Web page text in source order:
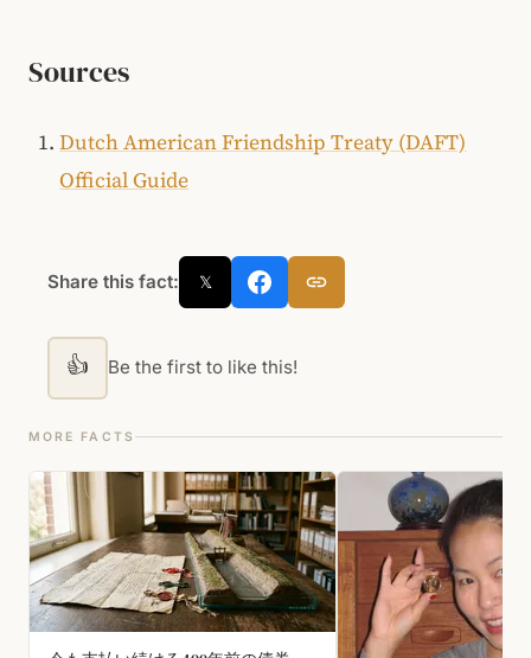
Sources
Dutch American Friendship Treaty (DAFT)
Official Guide
Share this fact: 𝕏
👍 Be the first to like this!
MORE FACTS